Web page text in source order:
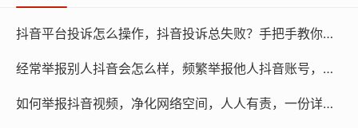
3、发送举报请求：用户填写完举报信息后，点击“发送举
报”按钮，等待平台审核。
投诉效果
抖音对举报行为进行了严格的审核，如果举报内容符合平
抖音平台投诉怎么操作，抖音投诉总失败？手把手教你正确操作，高效维权不走弯路
经常举报别人抖音会怎么样，频繁举报他人抖音账号，你可能正在触碰平台的暗礁
如何举报抖音视频，净化网络空间，人人有责，一份详尽的抖音视频举报指南